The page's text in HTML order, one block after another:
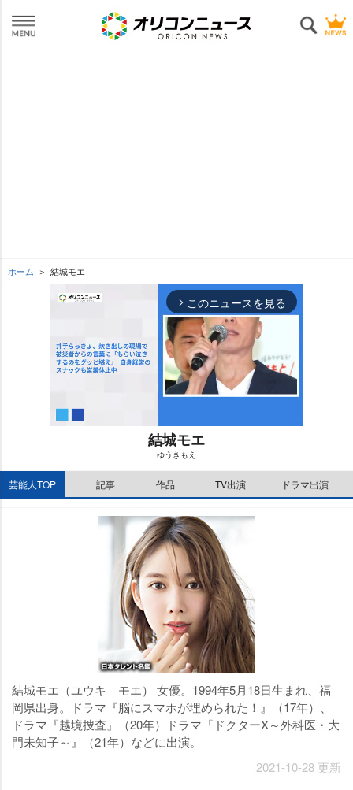
ホーム 結城モエ
arrow_forward_ios このニュースを見る
M
t
e
結城モエ
ゆうきもえ
芸能人TOP 記事 作品 TV出演 ドラマ出演
結城モエ（ユウキ モエ） 女優。1994年5月18日生まれ、福
岡県出身。ドラマ『脳にスマホが埋められた！』（17年）、
ドラマ『越境捜査』（20年）ドラマ『ドクターX～外科医・大
門未知子～』（21年）などに出演。
2021-10-28 更新